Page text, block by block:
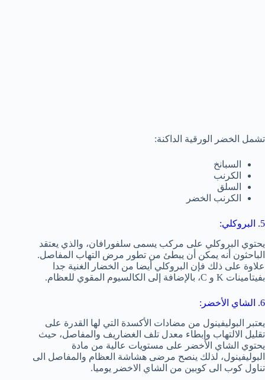
تشمل الخضر الورقية الداكنة:
السبانخ
الكرنب
السلق
الكرنب الخضر
5. البروكلي:
يحتوي البروكلي على مركب يسمى سلفورافان، والذي يعتقد
الباحثون أنه يمكن أن يبطئ من تطور مرض التهاب المفاصل.
علاوة على ذلك فإن البروكلي أيضا من الخضار الغنية جدا
بفيتامينات K و C، بالإضافة إلى الكالسيوم المقوي للعظام.
6. الشاي الأخضر:
يعتبر البوليفينول من مضادات الأكسدة التي لها القدرة على
تقليل الالتهاب وإبطاء معدل تلف الغضاريف والمفاصل، حيث
يحتوي الشاي الأخضر على مستويات عالية من مادة
البوليفينول، لذلك ينصح مرضى هشاشة العظام والمفاصل الى
تناول كوب الى كوبين من الشاي الاخضر يوميا.